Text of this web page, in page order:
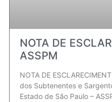
NOTA DE
ASSPM
NOTA DE
dos Subtenentes e
Estado de São Paulo –